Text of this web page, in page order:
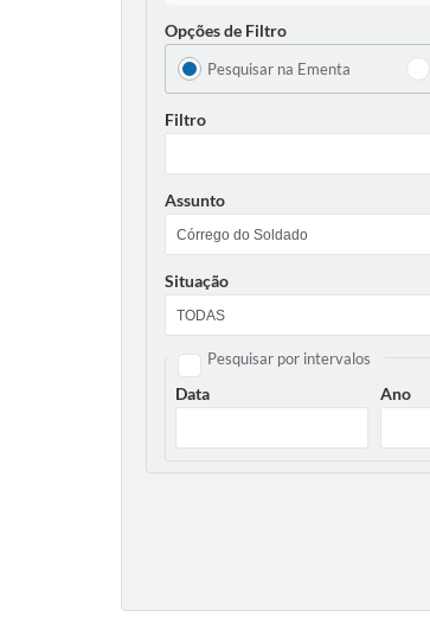
Opções de Filtro
Pesquisar na Ementa
Filtro
Assunto
Situação
Pesquisar por intervalos
Data Ano